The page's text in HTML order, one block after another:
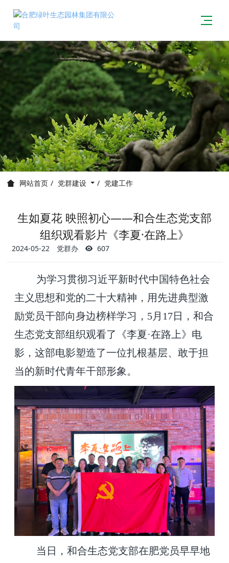
网站首页 党群建设 党建工作
生如夏花 映照初心——和合生态党支部
组织观看影片《李夏·在路上》
2024-05-22 党群办 607
为学习贯彻习近平新时代中国特色社会
主义思想和党的二十大精神，用先进典型激
励党员干部向身边榜样学习，5月17日，和合
生态党支部组织观看了《李夏·在路上》电
影，这部电影塑造了一位扎根基层、敢于担
当的新时代青年干部形象。
当日，和合生态党支部在肥党员早早地